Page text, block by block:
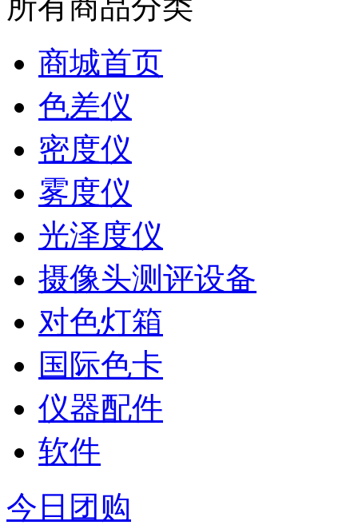
商城首页
色差仪
密度仪
雾度仪
光泽度仪
摄像头测评设备
对色灯箱
国际色卡
仪器配件
软件
今日团购